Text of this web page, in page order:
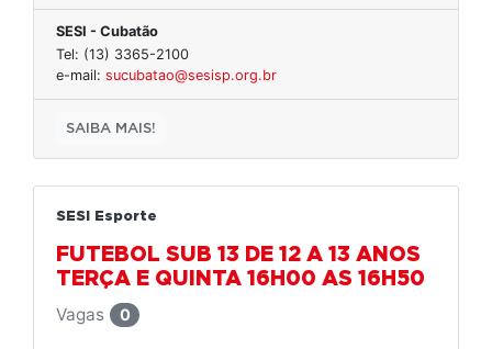
SESI - Cubatão
Tel: (13) 3365-2100
e-mail: sucubatao@sesisp.org.br
SAIBA MAIS!
SESI Esporte
FUTEBOL SUB 13 DE 12 A 13 ANOS
TERÇA E QUINTA 16H00 AS 16H50
Vagas
0